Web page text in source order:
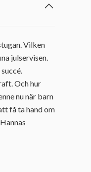
Vilken
julservisen.
Och hur
nu när barn
få ta hand om